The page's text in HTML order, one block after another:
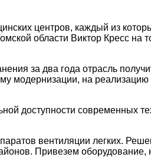
центров, каждый из
области Виктор Кресс на
за два года отрасль
модернизации, на реализацию
доступности современных
вентиляции легких.
Привезем оборудование,